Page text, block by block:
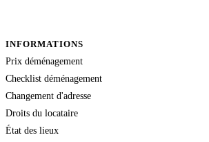
INFORMATIONS
Prix déménagement
Checklist déménagement
Changement d'adresse
Droits du locataire
État des lieux